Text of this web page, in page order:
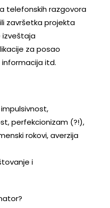
telefonskih razgovora
završetka projekta
izveštaja
za posao
itd.
perfekcionizam (?!),
rokovi, averzija
i